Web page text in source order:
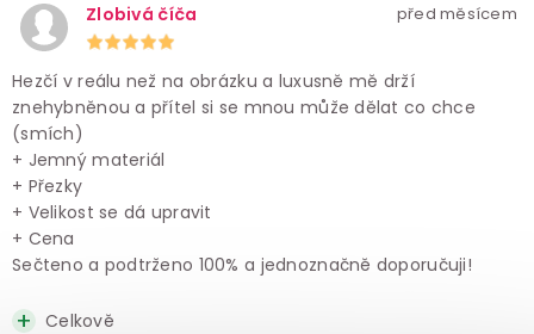
Zlobivá číča před měsícem
Hezčí v reálu než na obrázku a luxusně mě drží
znehybněnou a přítel si se mnou může dělat co chce
(smích)
+ Jemný materiál
+ Přezky
+ Velikost se dá upravit
+ Cena
Sečteno a podtrženo 100% a jednoznačně doporučuji!
Celkově